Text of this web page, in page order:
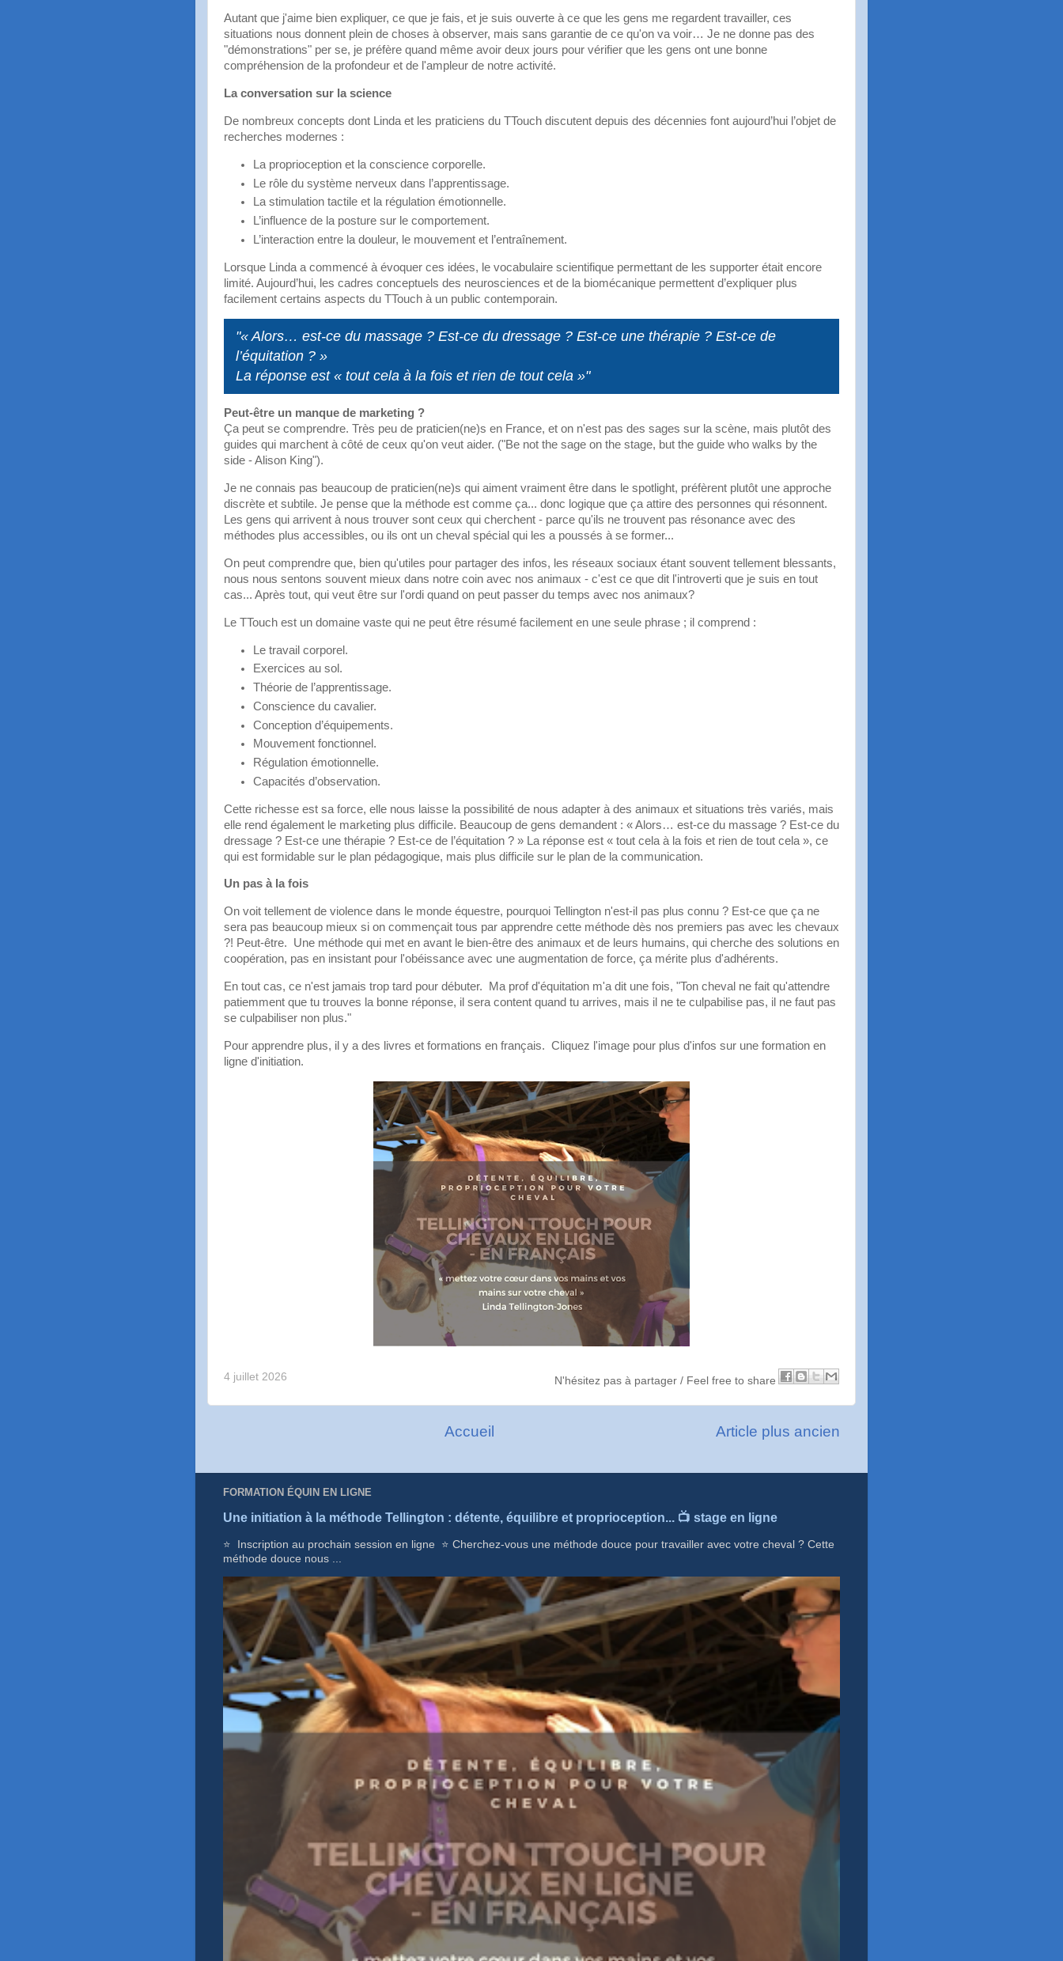
Autant que j'aime bien expliquer, ce que je fais, et je suis ouverte à ce que les gens me regardent travailler, ces
situations nous donnent plein de choses à observer, mais sans garantie de ce qu'on va voir… Je ne donne pas des
"démonstrations" per se, je préfère quand même avoir deux jours pour vérifier que les gens ont une bonne
compréhension de la profondeur et de l'ampleur de notre activité.
La conversation sur la science
De nombreux concepts dont Linda et les praticiens du TTouch discutent depuis des décennies font aujourd’hui l’objet de
recherches modernes :
La proprioception et la conscience corporelle.
Le rôle du système nerveux dans l’apprentissage.
La stimulation tactile et la régulation émotionnelle.
L’influence de la posture sur le comportement.
L’interaction entre la douleur, le mouvement et l’entraînement.
Lorsque Linda a commencé à évoquer ces idées, le vocabulaire scientifique permettant de les supporter était encore
limité. Aujourd’hui, les cadres conceptuels des neurosciences et de la biomécanique permettent d’expliquer plus
facilement certains aspects du TTouch à un public contemporain.
"« Alors… est-ce du massage ? Est-ce du dressage ? Est-ce une thérapie ? Est-ce de
l’équitation ? »
La réponse est « tout cela à la fois et rien de tout cela »"
Peut-être un manque de marketing ?
Ça peut se comprendre. Très peu de praticien(ne)s en France, et on n'est pas des sages sur la scène, mais plutôt des
guides qui marchent à côté de ceux qu'on veut aider. ("Be not the sage on the stage, but the guide who walks by the
side - Alison King").
Je ne connais pas beaucoup de praticien(ne)s qui aiment vraiment être dans le spotlight, préfèrent plutôt une approche
discrète et subtile. Je pense que la méthode est comme ça... donc logique que ça attire des personnes qui résonnent.
Les gens qui arrivent à nous trouver sont ceux qui cherchent - parce qu'ils ne trouvent pas résonance avec des
méthodes plus accessibles, ou ils ont un cheval spécial qui les a poussés à se former...
On peut comprendre que, bien qu'utiles pour partager des infos, les réseaux sociaux étant souvent tellement blessants,
nous nous sentons souvent mieux dans notre coin avec nos animaux - c'est ce que dit l'introverti que je suis en tout
cas... Après tout, qui veut être sur l'ordi quand on peut passer du temps avec nos animaux?
Le TTouch est un domaine vaste qui ne peut être résumé facilement en une seule phrase ; il comprend :
Le travail corporel.
Exercices au sol.
Théorie de l’apprentissage.
Conscience du cavalier.
Conception d’équipements.
Mouvement fonctionnel.
Régulation émotionnelle.
Capacités d’observation.
Cette richesse est sa force, elle nous laisse la possibilité de nous adapter à des animaux et situations très variés, mais
elle rend également le marketing plus difficile. Beaucoup de gens demandent : « Alors… est-ce du massage ? Est-ce du
dressage ? Est-ce une thérapie ? Est-ce de l’équitation ? » La réponse est « tout cela à la fois et rien de tout cela », ce
qui est formidable sur le plan pédagogique, mais plus difficile sur le plan de la communication.
Un pas à la fois
On voit tellement de violence dans le monde équestre, pourquoi Tellington n'est-il pas plus connu ? Est-ce que ça ne
sera pas beaucoup mieux si on commençait tous par apprendre cette méthode dès nos premiers pas avec les chevaux
?! Peut-être. Une méthode qui met en avant le bien-être des animaux et de leurs humains, qui cherche des solutions en
coopération, pas en insistant pour l'obéissance avec une augmentation de force, ça mérite plus d'adhérents.
En tout cas, ce n'est jamais trop tard pour débuter. Ma prof d'équitation m'a dit une fois, "Ton cheval ne fait qu'attendre
patiemment que tu trouves la bonne réponse, il sera content quand tu arrives, mais il ne te culpabilise pas, il ne faut pas
se culpabiliser non plus."
Pour apprendre plus, il y a des livres et formations en français. Cliquez l'image pour plus d'infos sur une formation en
ligne d'initiation.
N'hésitez pas à partager / Feel free to share
4 juillet 2026
Article plus ancien
Accueil
FORMATION ÉQUIN EN LIGNE
Une initiation à la méthode Tellington : détente, équilibre et proprioception... 📺 stage en ligne
⭐ Inscription au prochain session en ligne ⭐ Cherchez-vous une méthode douce pour travailler avec votre cheval ? Cette
méthode douce nous ...